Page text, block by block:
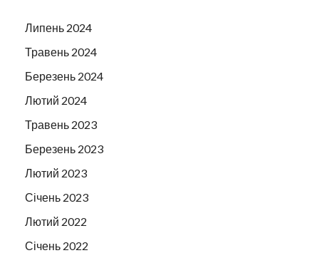
Липень 2024
Травень 2024
Березень 2024
Лютий 2024
Травень 2023
Березень 2023
Лютий 2023
Січень 2023
Лютий 2022
Січень 2022